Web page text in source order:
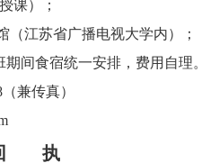
课）；
江苏省广播电视大学内）；
间食宿统一安排，费用自理。
兼传真）
执